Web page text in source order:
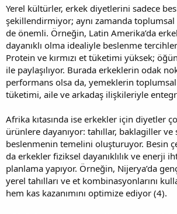
Yerel kültürler, erkek diyetlerini sadece
şekillendirmiyor; aynı zamanda
de önemli. Örneğin, Latin Amerika’da
dayanıklı olma idealiyle beslenme
Protein ve kırmızı et tüketimi yüksek;
ile paylaşılıyor. Burada erkeklerin odak
performans olsa da, yemeklerin
tüketimi, aile ve arkadaş ilişkileriyle
Afrika kıtasında ise erkekler için diyetler
ürünlere dayanıyor: tahıllar, baklagiller ve
beslenmenin temelini oluşturuyor. Besin
da erkekler fiziksel dayanıklılık ve enerji
planlama yapıyor. Örneğin, Nijerya’da
yerel tahılları ve et kombinasyonlarını
hem kas kazanımını optimize ediyor (4).